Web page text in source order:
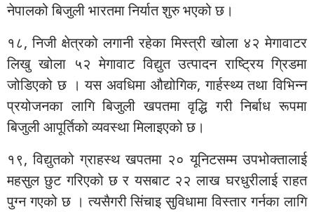
नेपालको बिजुली भारतमा निर्यात शुरु भएको छ।
१८, निजी क्षेत्रको लगानी रहेका मिस्त्री खोला ४२ मेगावाटर
लिखु खोला ५२ मेगावाट विद्युत उत्पादन राष्ट्रिय ग्रिडमा
जोडिएको छ । यस अवधिमा औद्योगिक, गार्हस्थ्य तथा विभिन्न
प्रयोजनका लागि बिजुली खपतमा वृद्धि गरी निर्बाध रूपमा
बिजुली आपूर्तिको व्यवस्था मिलाइएको छ।
१९, विद्युतको ग्राहस्थ खपतमा २० यूनिटसम्म उपभोक्तालाई
महसुल छुट गरिएको छ र यसबाट २२ लाख घरधुरीलाई राहत
पुग्न गएको छ । त्यसैगरी सिंचाइ सुविधामा विस्तार गर्नका लागि